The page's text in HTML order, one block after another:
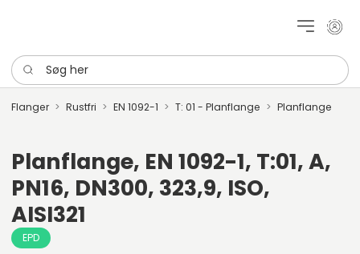
Mit
Søg her
Flanger Rustfri EN 1092-1 T: 01 - Planflange Planflange
Planflange, EN 1092-1, T:01, A,
PN16, DN300, 323,9, ISO,
AISI321
EPD